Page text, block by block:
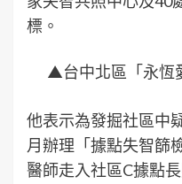
標。
▲台中北區「永恆
他表示為發掘社區中
月辦理「據點失智篩
醫師走入社區C據點